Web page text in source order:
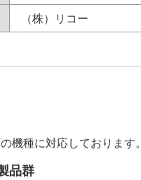
（株）リコー
機種に対応しております
品群